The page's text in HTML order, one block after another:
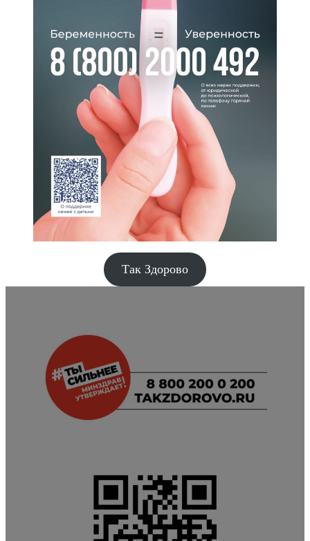
Так Здорово